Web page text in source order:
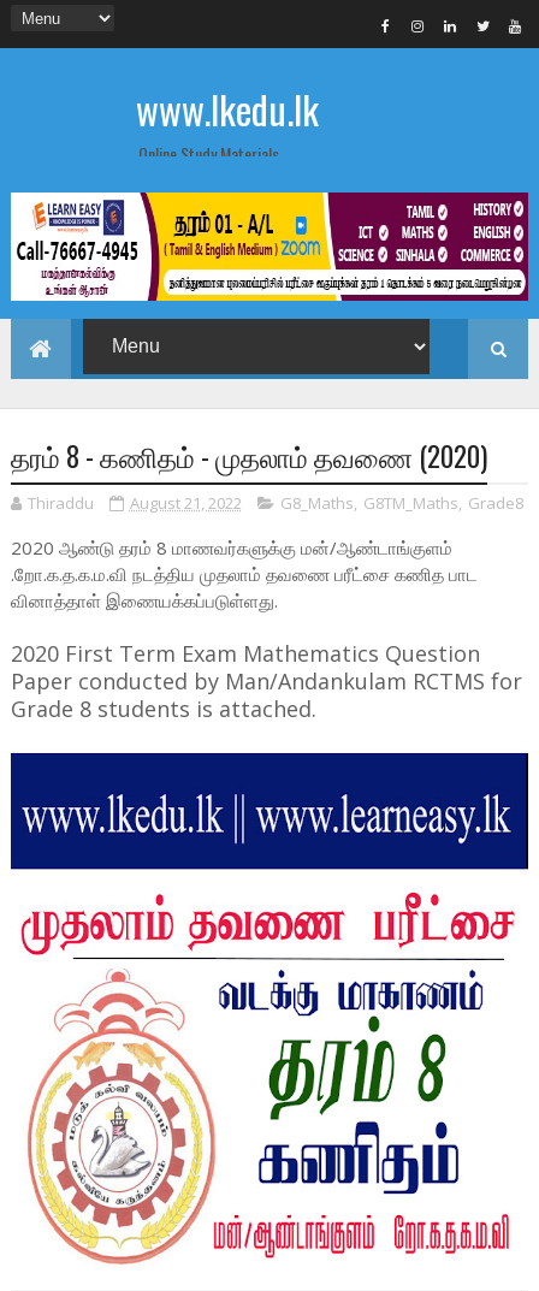
www.lkedu.lk
Online Study Materials
தரம் 8 - கணிதம் - முதலாம் தவணை (2020)
Thiraddu August 21, 2022 G8_Maths, G8TM_Maths, Grade8
2020 ஆண்டு தரம் 8 மாணவர்களுக்கு மன்/ஆண்டாங்குளம்
.றோ.க.த.க.ம.வி நடத்திய முதலாம் தவணை பரீட்சை கணித பாட
வினாத்தாள் இணையக்கப்படுள்ளது.
2020 First Term Exam Mathematics Question
Paper conducted by Man/Andankulam RCTMS for
Grade 8 students is attached.